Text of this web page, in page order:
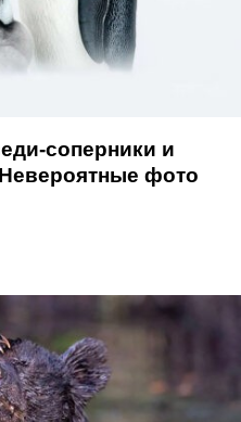
соперники и
фото